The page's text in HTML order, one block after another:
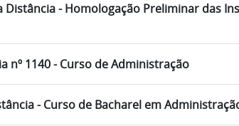
Distância - Homologação Preliminar das
nº 1140 - Curso de Administração
- Curso de Bacharel em